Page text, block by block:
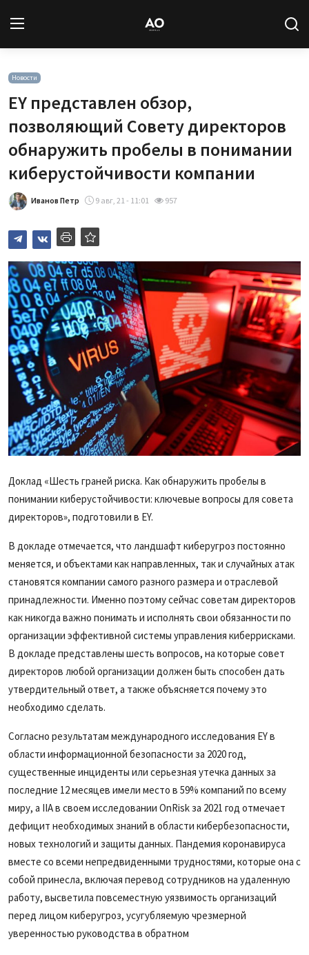
Новости
Статьи
База знаний
Подписка
Новости
EY представлен обзор,
позволяющий Совету директоров
обнаружить пробелы в понимании
киберустойчивости компании
Иванов Петр 9 авг, 21 - 11:01 957
Доклад «Шесть граней риска. Как обнаружить пробелы в
понимании киберустойчивости: ключевые вопросы для совета
директоров», подготовили в EY.
В докладе отмечается, что ландшафт киберугроз постоянно
меняется, и объектами как направленных, так и случайных атак
становятся компании самого разного размера и отраслевой
принадлежности. Именно поэтому сейчас советам директоров
как никогда важно понимать и исполнять свои обязанности по
организации эффективной системы управления киберрисками.
В докладе представлены шесть вопросов, на которые совет
директоров любой организации должен быть способен дать
утвердительный ответ, а также объясняется почему это
необходимо сделать.
Согласно результатам международного исследования EY в
области информационной безопасности за 2020 год,
существенные инциденты или серьезная утечка данных за
последние 12 месяцев имели место в 59% компаний по всему
миру, а IIA в своем исследовании OnRisk за 2021 год отмечает
дефицит необходимых знаний в области кибербезопасности,
новых технологий и защиты данных. Пандемия коронавируса
вместе со всеми непредвиденными трудностями, которые она с
собой принесла, включая перевод сотрудников на удаленную
работу, высветила повсеместную уязвимость организаций
перед лицом киберугроз, усугубляемую чрезмерной
уверенностью руководства в обратном